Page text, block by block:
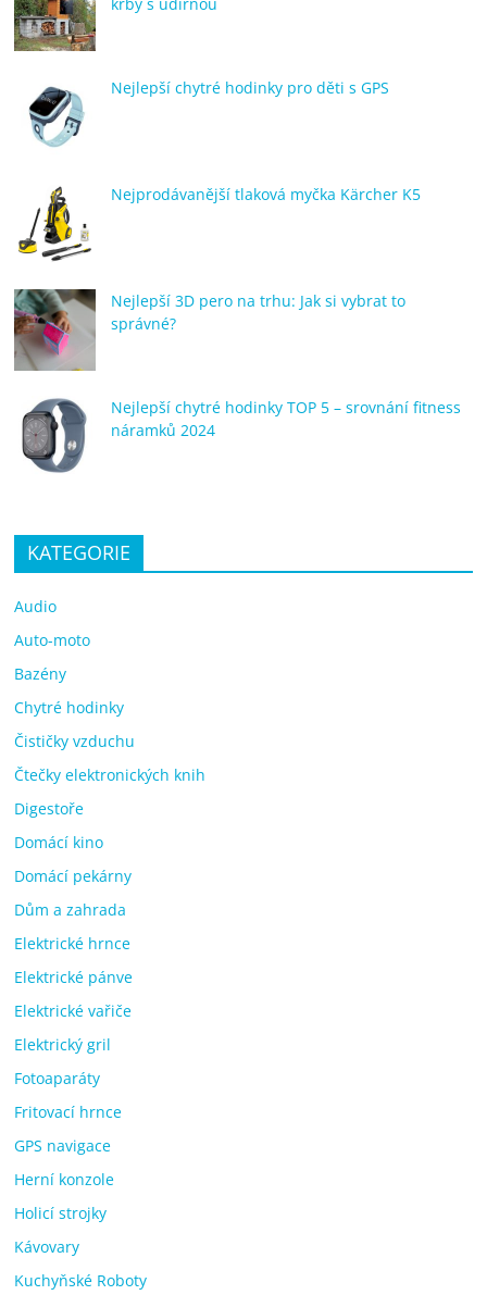
Nejlepší chytré hodinky pro děti s GPS
Nejprodávanější tlaková myčka Kärcher K5
Nejlepší 3D pero na trhu: Jak si vybrat to
správné?
Nejlepší chytré hodinky TOP 5 – srovnání fitness
náramků 2024
KATEGORIE
Audio
Auto-moto
Bazény
Chytré hodinky
Čističky vzduchu
Čtečky elektronických knih
Digestoře
Domácí kino
Domácí pekárny
Dům a zahrada
Elektrické hrnce
Elektrické pánve
Elektrické vařiče
Elektrický gril
Fotoaparáty
Fritovací hrnce
GPS navigace
Herní konzole
Holicí strojky
Kávovary
Kuchyňské Roboty